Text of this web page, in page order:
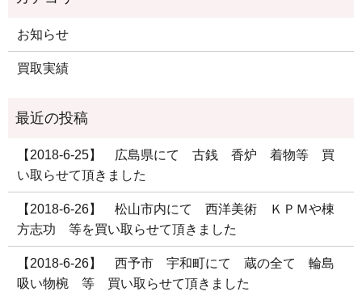
お知らせ
買取実績
【2018-6-25】 広島県にて 古銭 香炉 着物等 買
い取らせて頂きました
【2018-6-26】 松山市内にて 西洋美術 ＫＰＭや棟
方志功 等を買い取らせて頂きました
【2018-6-26】 西予市 宇和町にて 蔵の全て 輪島
吸い物椀 等 買い取らせて頂きました